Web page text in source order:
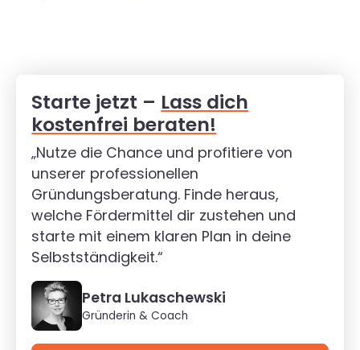
Starte jetzt – Lass dich
kostenfrei beraten!
„Nutze die Chance und profitiere von
unserer professionellen
Gründungsberatung. Finde heraus,
welche Fördermittel dir zustehen und
starte mit einem klaren Plan in deine
Selbstständigkeit.“
Petra Lukaschewski
Gründerin & Coach